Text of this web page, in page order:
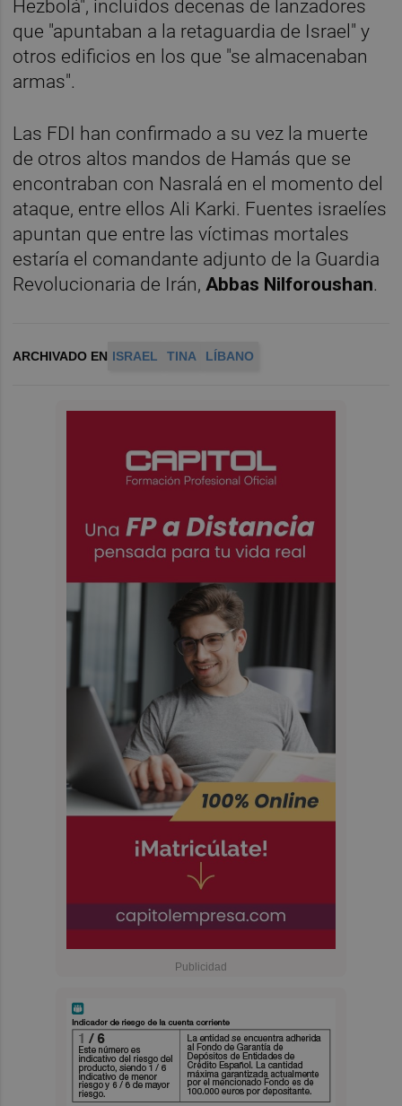
Hezbolá", incluidos decenas de lanzadores
que "apuntaban a la retaguardia de Israel" y
otros edificios en los que "se almacenaban
armas".
Las FDI han confirmado a su vez la muerte
de otros altos mandos de Hamás que se
encontraban con Nasralá en el momento del
ataque, entre ellos Ali Karki. Fuentes israelíes
apuntan que entre las víctimas mortales
estaría el comandante adjunto de la Guardia
Revolucionaria de Irán, Abbas Nilforoushan.
ARCHIVADO EN ISRAEL TINA LÍBANO